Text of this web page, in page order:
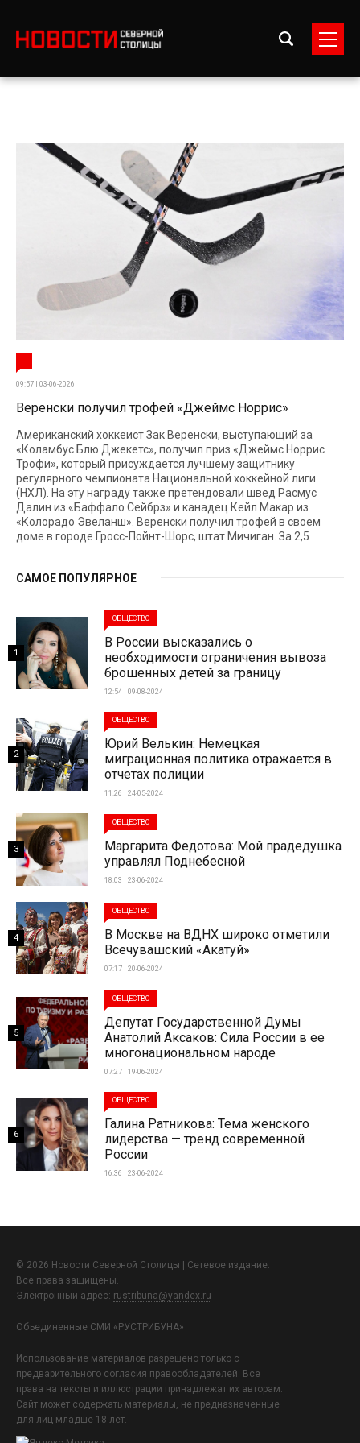
09:57 | 03-06-2026
Веренски получил трофей «Джеймс Норрис»
Американский хоккеист Зак Веренски, выступающий за
«Коламбус Блю Джекетс», получил приз «Джеймс Норрис
Трофи», который присуждается лучшему защитнику
регулярного чемпионата Национальной хоккейной лиги
(НХЛ). На эту награду также претендовали швед Расмус
Далин из «Баффало Сейбрз» и канадец Кейл Макар из
«Колорадо Эвеланш». Веренски получил трофей в своем
доме в городе Гросс-Пойнт-Шорс, штат Мичиган. За 2,5
САМОЕ ПОПУЛЯРНОЕ
ОБЩЕСТВО
В России высказались о
необходимости ограничения вывоза
брошенных детей за границу
12:54 | 09-08-2024
1
ОБЩЕСТВО
Юрий Велькин: Немецкая
миграционная политика отражается в
отчетах полиции
11:26 | 24-05-2024
2
ОБЩЕСТВО
Маргарита Федотова: Мой прадедушка
управлял Поднебесной
18:03 | 23-06-2024
3
ОБЩЕСТВО
В Москве на ВДНХ широко отметили
Всечувашский «Акатуй»
07:17 | 20-06-2024
4
ОБЩЕСТВО
Депутат Государственной Думы
Анатолий Аксаков: Сила России в ее
многонациональном народе
07:27 | 19-06-2024
5
ОБЩЕСТВО
Галина Ратникова: Тема женского
лидерства — тренд современной
России
16:36 | 23-06-2024
6
© 2026 Новости Северной Столицы | Сетевое издание.
Все права защищены.
Электронный адрес: rustribuna@yandex.ru
Объединенные СМИ «РУСТРИБУНА»
Использование материалов разрешено только с
предварительного согласия правообладателей. Все
права на тексты и иллюстрации принадлежат их авторам.
Сайт может содержать материалы, не предназначенные
для лиц младше 18 лет.